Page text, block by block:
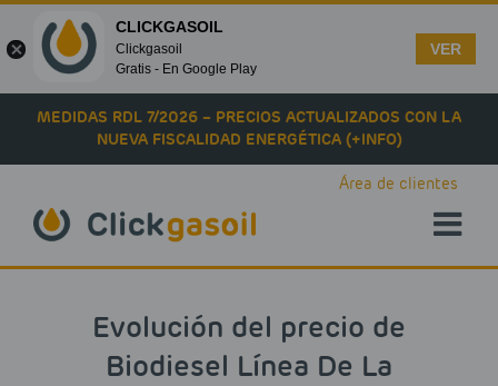
Skip to main content
MEDIDAS RDL 7/2026 – PRECIOS ACTUALIZADOS CON LA
NUEVA FISCALIDAD ENERGÉTICA (+INFO)
Área de clientes
Evolución del precio de
Biodiesel Línea De La
CLICKGASOIL
Clickgasoil
Gratis - En Google Play
VER